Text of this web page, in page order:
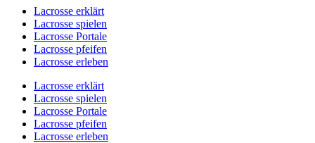
Lacrosse erklärt
Lacrosse spielen
Lacrosse Portale
Lacrosse pfeifen
Lacrosse erleben
Lacrosse erklärt
Lacrosse spielen
Lacrosse Portale
Lacrosse pfeifen
Lacrosse erleben